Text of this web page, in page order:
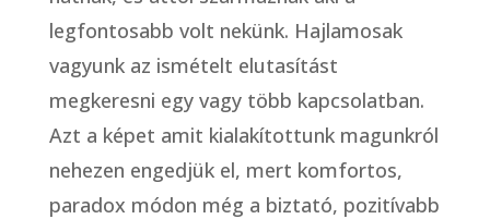
legfontosabb volt nekünk. Hajlamosak
vagyunk az ismételt elutasítást
megkeresni egy vagy több kapcsolatban.
Azt a képet amit kialakítottunk magunkról
nehezen engedjük el, mert komfortos,
paradox módon még a biztató, pozitívabb